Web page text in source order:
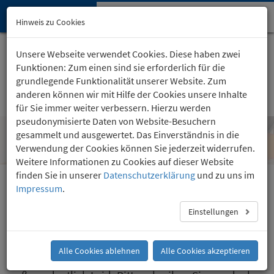
Hypnose-Institut
(0221) 36 757 24
Seite nicht gefunden
Die Seite konnte leider nicht gefunden werden.
Bitte prüfen Sie Ihre Eingabe der Adresse auf
Tippfehler.
Sollte der Fehler bei uns liegen, so tut uns das
Hinweis zu Cookies
Unsere Webseite verwendet Cookies. Diese haben zwei
Funktionen: Zum einen sind sie erforderlich für die
grundlegende Funktionalität unserer Website. Zum
anderen können wir mit Hilfe der Cookies unsere Inhalte
für Sie immer weiter verbessern. Hierzu werden
pseudonymisierte Daten von Website-Besuchern
gesammelt und ausgewertet. Das Einverständnis in die
Verwendung der Cookies können Sie jederzeit widerrufen.
Weitere Informationen zu Cookies auf dieser Website
finden Sie in unserer Datenschutzerklärung und zu uns im
Impressum.
Einstellungen
Alle Cookies ablehnen Alle Cookies akzeptieren